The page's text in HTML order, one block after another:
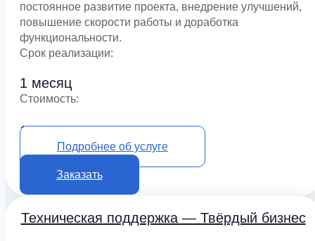
постоянное развитие проекта, внедрение улучшений,
повышение скорости работы и доработка
функциональности.
Срок реализации:
1 месяц
Cтоимость:
125 000 ₽
Подробнее об услуге
Заказать
Техническая поддержка — Твёрдый бизнес